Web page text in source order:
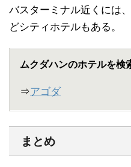
バスターミナル近くには
どシティホテルもある。
ムクダハンのホテルを検
⇒アゴダ
まとめ